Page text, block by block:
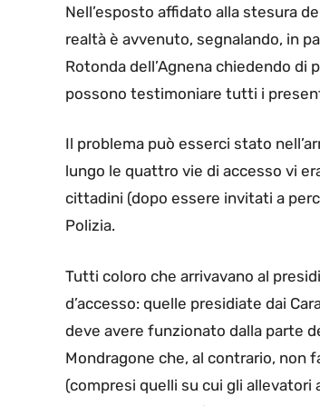
Nell’esposto affidato alla stesura
realtà è avvenuto, segnalando, in
Rotonda dell’Agnena chiedendo
possono testimoniare tutti i
Il problema può esserci stato
lungo le quattro vie di accesso vi
cittadini (dopo essere invitati a
Polizia.
Tutti coloro che arrivavano al
d’accesso: quelle presidiate dai
deve avere funzionato dalla parte
Mondragone che, al contrario, non
(compresi quelli su cui gli